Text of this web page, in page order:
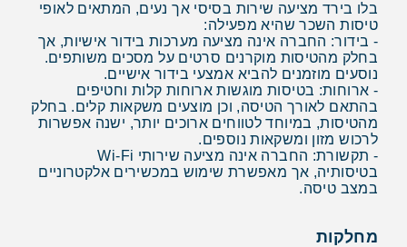
בלו בירד מציעה שירות בסיסי אך נעים, המתאים לאופי
טיסות השכר שהיא מפעילה:
- בידור: החברה אינה מציעה מערכות בידור אישיות, אך
בחלק מהטיסות מוקרנים סרטים על מסכים משותפים.
נוסעים מוזמנים להביא אמצעי בידור אישיים.
- ארוחות: בטיסות מוגשות ארוחות קלות וחטיפים
בהתאם לאורך הטיסה, וכן מוצעים משקאות קלים. בחלק
מהטיסות, במיוחד לטווחים ארוכים יותר, ישנה אפשרות
לרכוש מזון ומשקאות נוספים.
- תקשורת: החברה אינה מציעה שירותי Wi-Fi
בטיסותיה, אך מאפשרת שימוש במכשירים אלקטרוניים
במצב טיסה.
מחלקות